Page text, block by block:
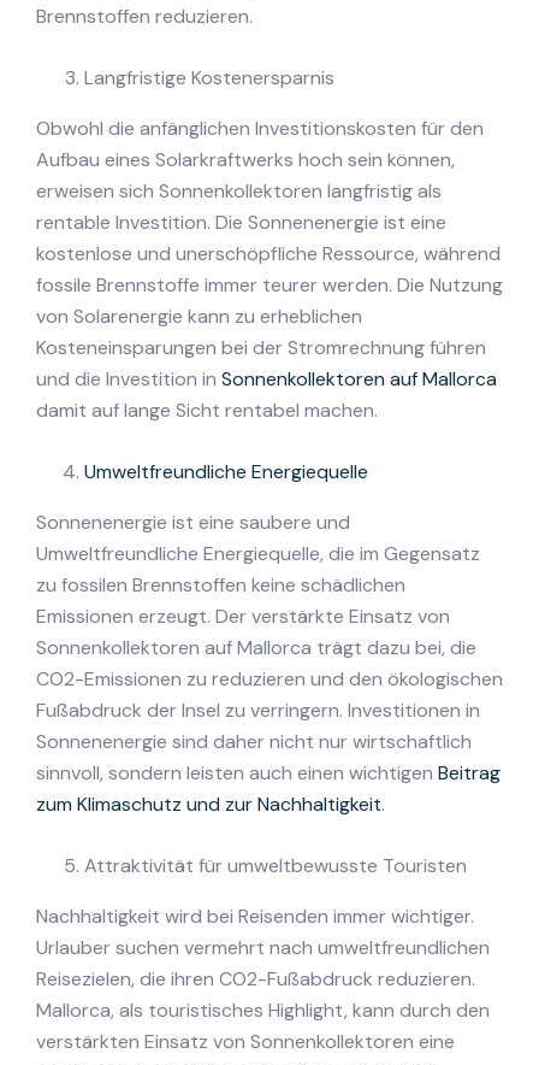
Brennstoffen reduzieren.
Langfristige Kostenersparnis
Obwohl die anfänglichen Investitionskosten für den
Aufbau eines Solarkraftwerks hoch sein können,
erweisen sich Sonnenkollektoren langfristig als
rentable Investition. Die Sonnenenergie ist eine
kostenlose und unerschöpfliche Ressource, während
fossile Brennstoffe immer teurer werden. Die Nutzung
von Solarenergie kann zu erheblichen
Kosteneinsparungen bei der Stromrechnung führen
und die Investition in Sonnenkollektoren auf Mallorca
damit auf lange Sicht rentabel machen.
Umweltfreundliche Energiequelle
Sonnenenergie ist eine saubere und
Umweltfreundliche Energiequelle, die im Gegensatz
zu fossilen Brennstoffen keine schädlichen
Emissionen erzeugt. Der verstärkte Einsatz von
Sonnenkollektoren auf Mallorca trägt dazu bei, die
CO2-Emissionen zu reduzieren und den ökologischen
Fußabdruck der Insel zu verringern. Investitionen in
Sonnenenergie sind daher nicht nur wirtschaftlich
sinnvoll, sondern leisten auch einen wichtigen Beitrag
zum Klimaschutz und zur Nachhaltigkeit.
Attraktivität für umweltbewusste Touristen
Nachhaltigkeit wird bei Reisenden immer wichtiger.
Urlauber suchen vermehrt nach umweltfreundlichen
Reisezielen, die ihren CO2-Fußabdruck reduzieren.
Mallorca, als touristisches Highlight, kann durch den
verstärkten Einsatz von Sonnenkollektoren eine